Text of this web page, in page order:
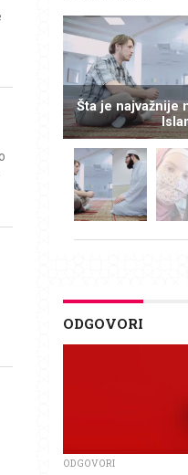
Šta je najvažnije
ODGOVORI
ODGOVORI